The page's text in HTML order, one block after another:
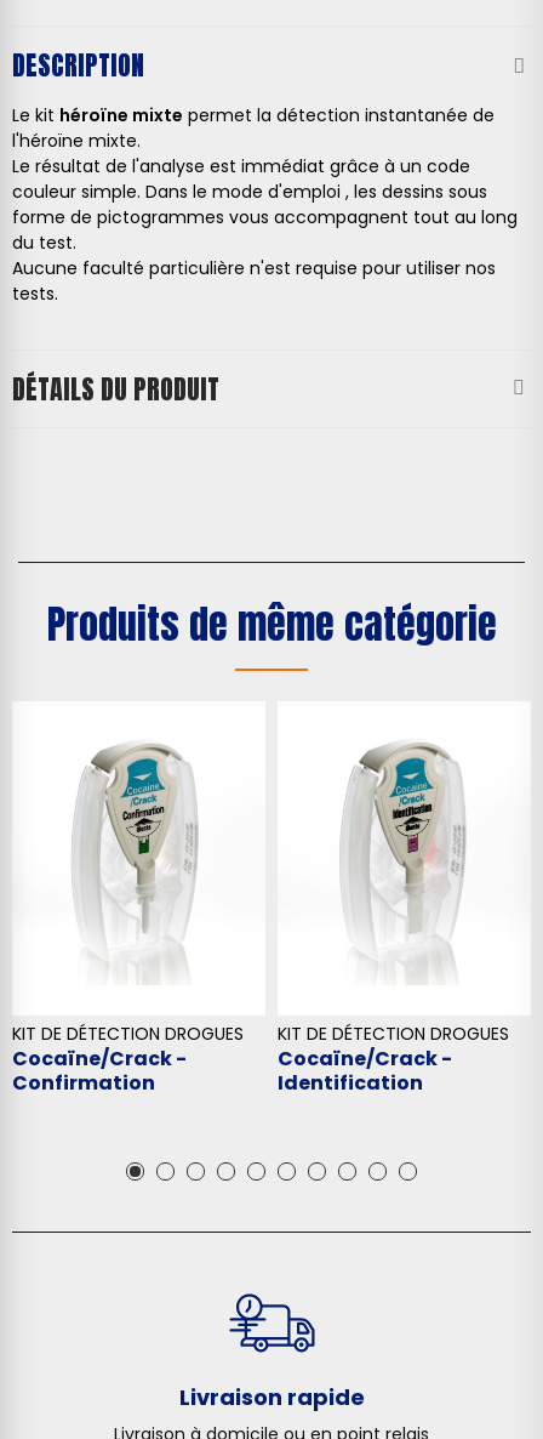
DESCRIPTION
Le kit héroïne mixte permet la détection instantanée de
l'héroïne mixte.
Le résultat de l'analyse est immédiat grâce à un code
couleur simple. Dans le mode d'emploi , les dessins sous
forme de pictogrammes vous accompagnent tout au long
du test.
Aucune faculté particulière n'est requise pour utiliser nos
tests.
DÉTAILS DU PRODUIT
Produits de même catégorie
KIT DE DÉTECTION DROGUES
Cocaïne/Crack -
Confirmation
KIT DE DÉTECTION DROGUES
Cocaïne/Crack -
Identification
Livraison rapide
Livraison à domicile ou en point relais